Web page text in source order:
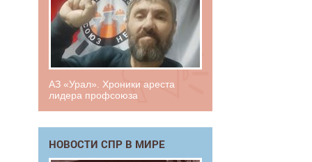
АЗ «Урал». Хроники ареста
лидера профсоюза
НОВОСТИ СПР В МИРЕ